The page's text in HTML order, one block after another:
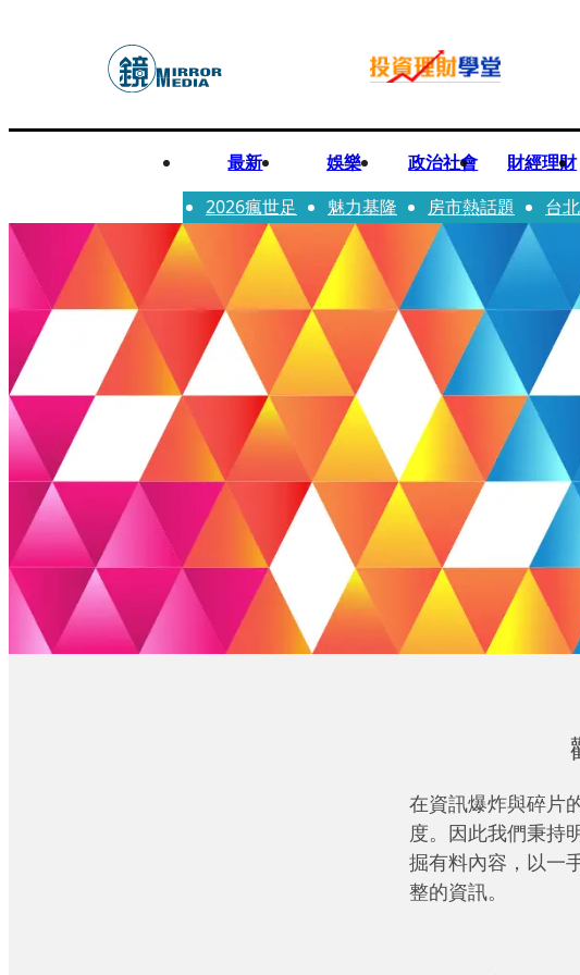
最新 娛樂 政治社會 財經理財
2026瘋世足
魅力基隆 房市熱話題 台
在資訊爆炸與碎片
度。因此我們秉持
掘有料內容，以一
整的資訊。